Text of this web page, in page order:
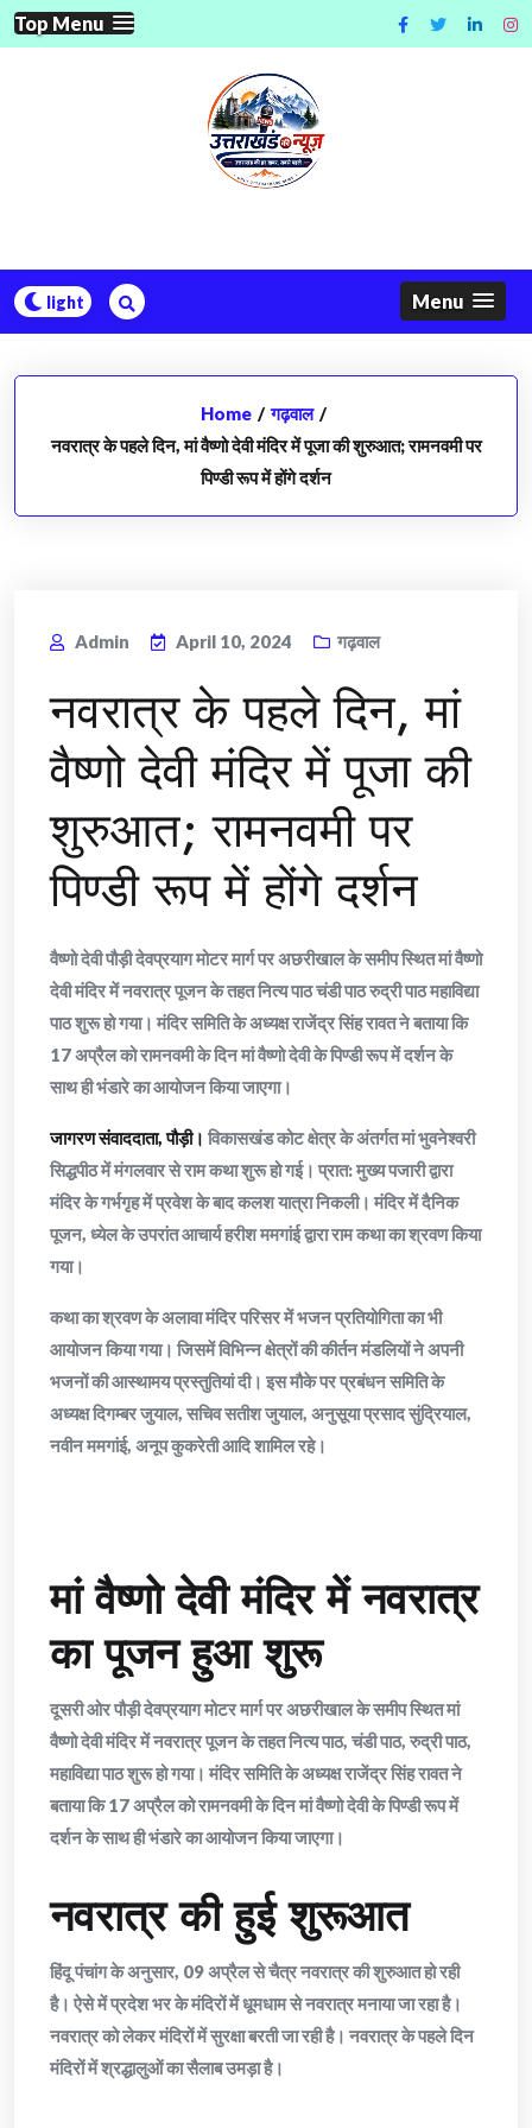
Skip
to
Top Menu
Menu
Home / गढ़वाल /
नवरात्र के पहले दिन, मां वैष्णो देवी मंदिर में पूजा की शुरुआत; रामनवमी पर
पिण्डी रूप में होंगे दर्शन
Admin April 10, 2024 गढ़वाल
नवरात्र के पहले दिन, मां
वैष्णो देवी मंदिर में पूजा की
शुरुआत; रामनवमी पर
पिण्डी रूप में होंगे दर्शन
वैष्णो देवी पौड़ी देवप्रयाग मोटर मार्ग पर अछरीखाल के समीप स्थित मां वैष्णो
देवी मंदिर में नवरात्र पूजन के तहत नित्य पाठ चंडी पाठ रुद्री पाठ महाविद्या
पाठ शुरू हो गया। मंदिर समिति के अध्यक्ष राजेंद्र सिंह रावत ने बताया कि
17 अप्रैल को रामनवमी के दिन मां वैष्णो देवी के पिण्डी रूप में दर्शन के
साथ ही भंडारे का आयोजन किया जाएगा।
जागरण संवाददाता, पौड़ी। विकासखंड कोट क्षेत्र के अंतर्गत मां भुवनेश्वरी
सिद्धपीठ में मंगलवार से राम कथा शुरू हो गई। प्रात: मुख्य पजारी द्वारा
मंदिर के गर्भगृह में प्रवेश के बाद कलश यात्रा निकली। मंदिर में दैनिक
पूजन, ध्येल के उपरांत आचार्य हरीश ममगांई द्वारा राम कथा का श्रवण किया
गया।
कथा का श्रवण के अलावा मंदिर परिसर में भजन प्रतियोगिता का भी
आयोजन किया गया। जिसमें विभिन्न क्षेत्रों की कीर्तन मंडलियों ने अपनी
भजनों की आस्थामय प्रस्तुतियां दी। इस मौके पर प्रबंधन समिति के
अध्यक्ष दिगम्बर जुयाल, सचिव सतीश जुयाल, अनुसूया प्रसाद सुंद्रियाल,
नवीन ममगांई, अनूप कुकरेती आदि शामिल रहे।
मां वैष्णो देवी मंदिर में नवरात्र
का पूजन हुआ शुरू
दूसरी ओर पौड़ी देवप्रयाग मोटर मार्ग पर अछरीखाल के समीप स्थित मां
वैष्णो देवी मंदिर में नवरात्र पूजन के तहत नित्य पाठ, चंडी पाठ, रुद्री पाठ,
महाविद्या पाठ शुरू हो गया। मंदिर समिति के अध्यक्ष राजेंद्र सिंह रावत ने
बताया कि 17 अप्रैल को रामनवमी के दिन मां वैष्णो देवी के पिण्डी रूप में
दर्शन के साथ ही भंडारे का आयोजन किया जाएगा।
नवरात्र की हुई शुरूआत
हिंदू पंचांग के अनुसार, 09 अप्रैल से चैत्र नवरात्र की शुरुआत हो रही
है। ऐसे में प्रदेश भर के मंदिरों में धूमधाम से नवरात्र मनाया जा रहा है।
नवरात्र को लेकर मंदिरों में सुरक्षा बरती जा रही है। नवरात्र के पहले दिन
मंदिरों में श्रद्धालुओं का सैलाब उमड़ा है।